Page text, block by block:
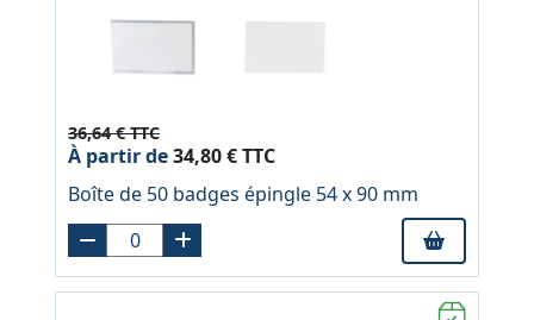
36,64 € TTC
À partir de34,80 € TTC
Boîte de 50 badges épingle 54 x 90 mm